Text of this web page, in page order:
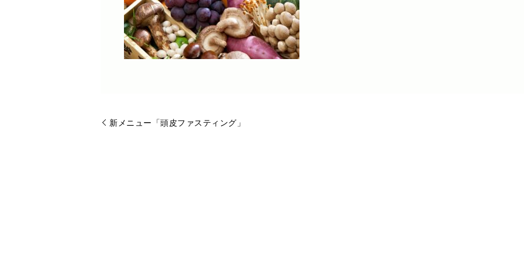
新メニュー「頭皮ファスティング」